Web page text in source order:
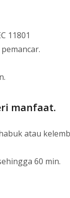
11801
manfaat.
atau
60 min.